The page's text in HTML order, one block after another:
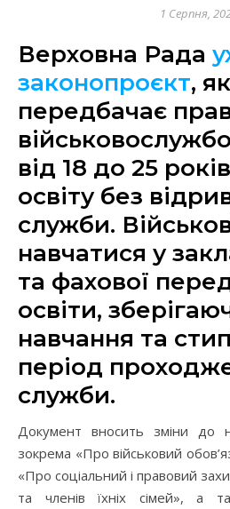
1 Серпня,
Верховна Рада
законопроєкт,
передбачає
від 18 до 25
освіту без
служби.
навчатися у
та фахової
освіти,
навчання та
період
служби.
Документ вносить зміни до низки законів України,
зокрема «Про військовий
«Про соціальний і правовий
та членів їхніх сімей», а